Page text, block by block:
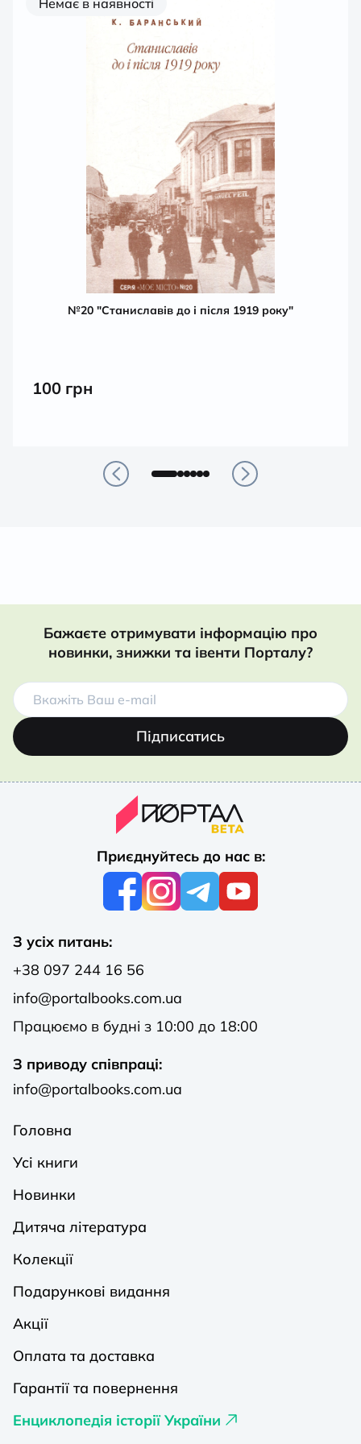
Немає в наявності
№20 "Станиславів до і після 1919 року"
100 грн
Бажаєте отримувати інформацію про
новинки, знижки та івенти Порталу?
Підписатись
Приєднуйтесь до нас в:
З усіх питань:
+38 097 244 16 56
info@portalbooks.com.ua
Працюємо в будні з 10:00 до 18:00
З приводу співпраці:
info@portalbooks.com.ua
Головна
Усі книги
Новинки
Дитяча література
Колекції
Подарункові видання
Акції
Оплата та доставка
Гарантії та повернення
Енциклопедія історії України